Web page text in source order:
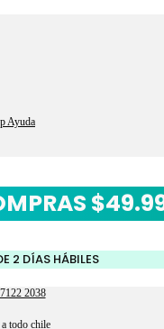
Ayuda
2 DÍAS HÁBILES
2038
todo chile